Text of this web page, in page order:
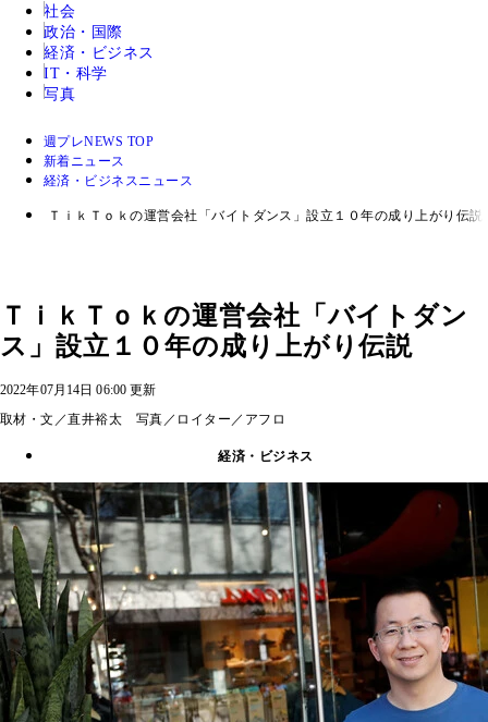
社会
政治・国際
経済・ビジネス
IT・科学
写真
週プレNEWS TOP
新着ニュース
経済・ビジネスニュース
ＴｉｋＴｏｋの運営会社「バイトダンス」設立１０年の成り上がり伝説
ＴｉｋＴｏｋの運営会社「バイトダン
ス」設立１０年の成り上がり伝説
2022年07月14日 06:00 更新
取材・文／直井裕太 写真／ロイター／アフロ
経済・ビジネス